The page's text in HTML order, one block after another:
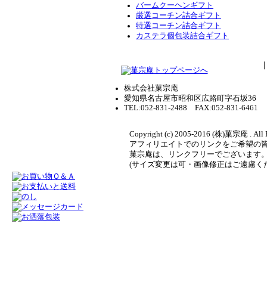
バームクーヘンギフト
厳選コーチン詰合ギフト
特選コーチン詰合ギフト
カステラ個包装詰合ギフト
株式会社菓宗庵
愛知県名古屋市昭和区広路町字石坂36
TEL:052-831-2488 FAX:052-831-6461
Copyright (c) 2005-2016 (株)菓宗庵 . All
アフィリエイトでのリンクをご希望の
菓宗庵は、リンクフリーでございます
(サイズ変更は可・画像修正はご遠慮